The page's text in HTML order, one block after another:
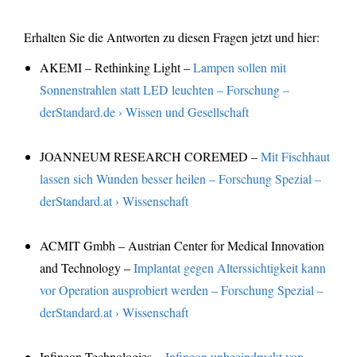
Erhalten Sie die Antworten zu diesen Fragen jetzt und hier:
AKEMI – Rethinking Light –Lampen sollen mit
Sonnenstrahlen statt LED leuchten – Forschung –
derStandard.de › Wissen und Gesellschaft
JOANNEUM RESEARCH COREMED –Mit Fischhaut
lassen sich Wunden besser heilen – Forschung Spezial –
derStandard.at › Wissenschaft
ACMIT Gmbh – Austrian Center for Medical Innovation
and Technology –Implantat gegen Alterssichtigkeit kann
vor Operation ausprobiert werden – Forschung Spezial –
derStandard.at › Wissenschaft